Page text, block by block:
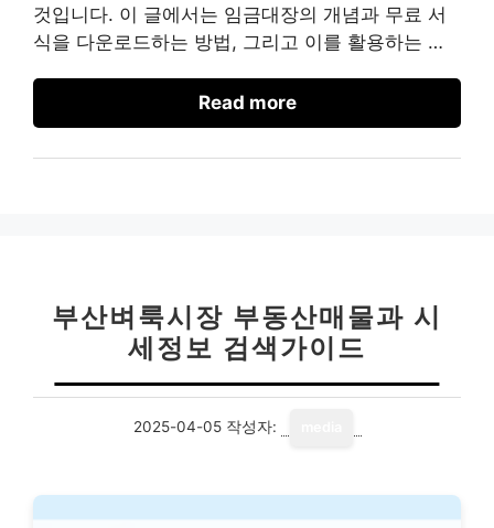
것입니다. 이 글에서는 임금대장의 개념과 무료 서
식을 다운로드하는 방법, 그리고 이를 활용하는 …
Read more
부산벼룩시장 부동산매물과 시
세정보 검색가이드
2025-04-05 작성자: